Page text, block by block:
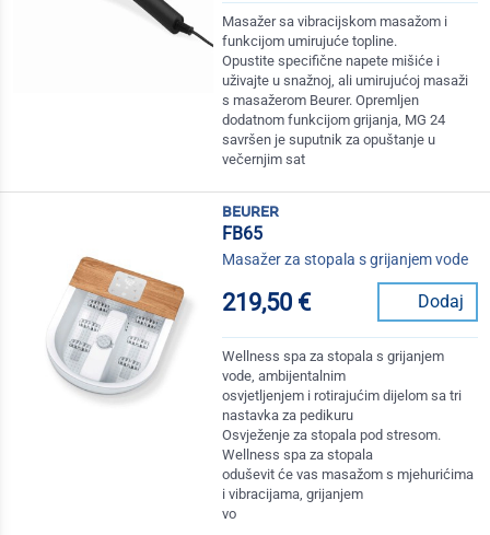
Masažer sa vibracijskom masažom i
funkcijom umirujuće topline.
Opustite specifične napete mišiće i
uživajte u snažnoj, ali umirujućoj masaži
s masažerom Beurer. Opremljen
dodatnom funkcijom grijanja, MG 24
savršen je suputnik za opuštanje u
večernjim sat
beurer
FB65
Masažer za stopala s grijanjem vode
219,50 € Dodaj
Wellness spa za stopala s grijanjem
vode, ambijentalnim
osvjetljenjem i rotirajućim dijelom sa tri
nastavka za pedikuru
Osvježenje za stopala pod stresom.
Wellness spa za stopala
oduševit će vas masažom s mjehurićima
i vibracijama, grijanjem
vo